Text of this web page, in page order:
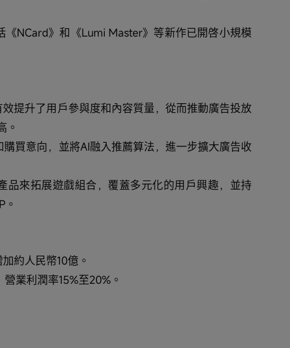
《NCard》和《Lumi Master》等新作已開啓小規模
提升了用戶參與度和內容質量，從而推動廣告投放
。
買意向，並將AI融入推薦算法，進一步擴大廣告收
品來拓展遊戲組合，覆蓋多元化的用戶興趣，並持
約人民幣10億。
業利潤率15%至20%。